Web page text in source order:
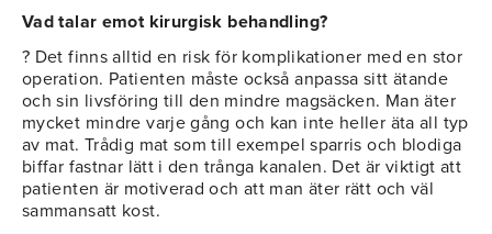
Vad talar emot kirurgisk behandling?
? Det finns alltid en risk för komplikationer med en stor
operation. Patienten måste också anpassa sitt ätande
och sin livsföring till den mindre magsäcken. Man äter
mycket mindre varje gång och kan inte heller äta all typ
av mat. Trådig mat som till exempel sparris och blodiga
biffar fastnar lätt i den trånga kanalen. Det är viktigt att
patienten är motiverad och att man äter rätt och väl
sammansatt kost.